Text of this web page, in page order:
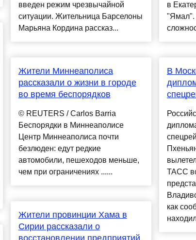
введен режим чрезвычайной
ситуации. Жительница Барселоны
Марьяна Кордина рассказ...
Жители Миннеаполиса
рассказали о жизни в городе
во время беспорядков
© REUTERS / Carlos Barria
Беспорядки в Миннеаполисе
Центр Миннеаполиса почти
безлюден: едут редкие
автомобили, пешеходов меньше,
чем при ограничениях ......
Жители провинции Хама в
Сирии рассказали о
в
"Ямал".
В
ТАСС
как